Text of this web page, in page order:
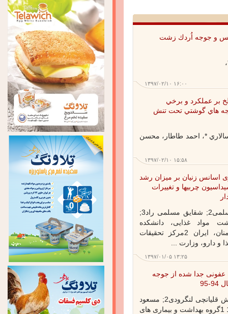
و جوجه اُردك زشت
۱۳۹۷/۰۲/۱۰ ۱۶:۰۰
عملكرد و برخي
هاي گوشتي تحت تنش
*، احمد طاطار، محسن
۱۳۹۷/۰۲/۱۰ ۱۵:۵۸
زنیان بر میزان رشد
چربیها و تغییرات
اشکان جبلی جوان1; معصومه مسلمی2; شقایق مسلمی راد3;
بهداشت مواد غذایی، دانشکده
دامپزشکی، دانشگاه سمنان، سمنان، ایران 2مرکز تحقیقات
دارو، وزارت ...
۱۳۹۷/۰۱/۰۵ ۱۳:۲۵
جدا شده از جوجه
فاطمه غلامی1; وحید کریمی1; آرش قلیانچی لنگرودی2; مسعود
هاشم زاده3; مهدی وصفی مرندی1 1گروه بهداشت و بیماری های